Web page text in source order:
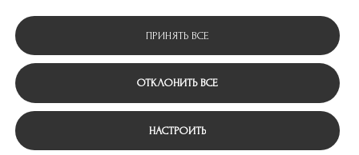
© 2024 Студия свадебной моды Оливия
ПРИНЯТЬ ВСЕ
ОТКЛОНИТЬ ВСЕ
НАСТРОИТЬ
Tilda